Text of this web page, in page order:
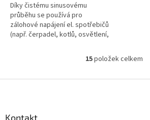
Díky čistému sinusovému
průběhu se používá pro
zálohové napájení el. spotřebičů
(např. čerpadel, kotlů, osvětlení,
na 230V. V případě výpadku el....
O
l
15položek celkem
Kontakt